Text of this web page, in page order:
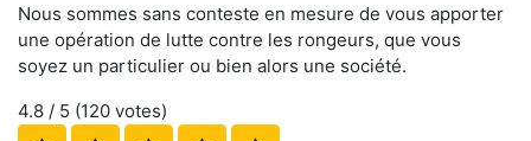
Nous sommes sans conteste en mesure de vous apporter
une opération de lutte contre les rongeurs, que vous
soyez un particulier ou bien alors une société.
4.8 / 5 (120 votes)